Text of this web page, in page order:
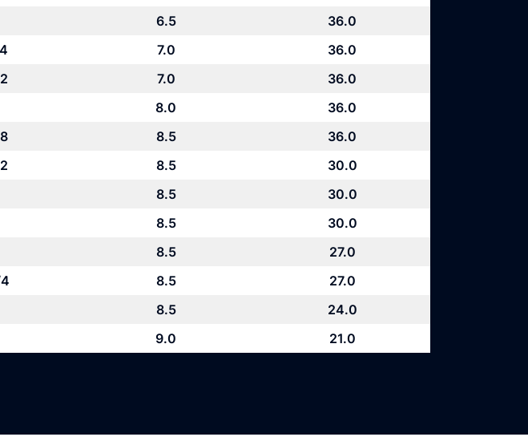
6.5
36.0
7.0
36.0
7.0
36.0
8.0
36.0
8.5
36.0
8.5
30.0
8.5
30.0
8.5
30.0
8.5
27.0
8.5
27.0
8.5
24.0
9.0 21.0